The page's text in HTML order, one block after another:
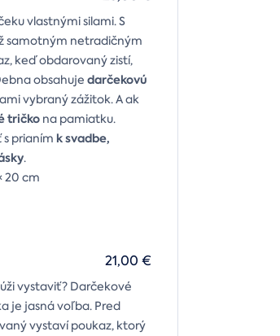
vlastnými silami. S
samotným netradičným
keď obdarovaný zistí,
obsahuje darčekovú
vybraný zážitok. A ak
tričko na pamiatku.
prianím k svadbe,
.
20 cm
vystaviť? Darčekové
je jasná voľba. Pred
vystaví poukaz, ktorý
21,00 €